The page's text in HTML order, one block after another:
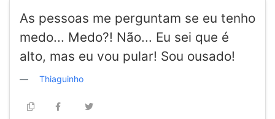
As pessoas me perguntam se eu tenho
medo... Medo?! Não... Eu sei que é
alto, mas eu vou pular! Sou ousado!
Thiaguinho